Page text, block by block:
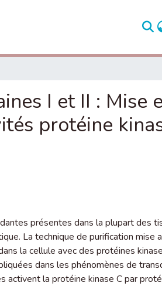
I et II : Mise
protéine
présentes dans la plupart des
La technique de purification mise
la cellule avec des protéines
dans les phénomènes de
activent la protéine kinase C par